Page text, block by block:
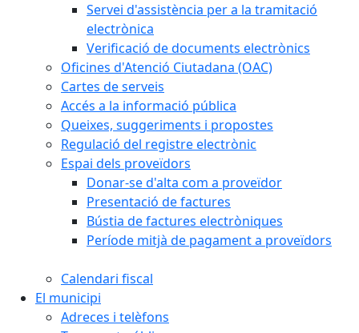
Servei d'assistència per a la tramitació
electrònica
Verificació de documents electrònics
Oficines d'Atenció Ciutadana (OAC)
Cartes de serveis
Accés a la informació pública
Queixes, suggeriments i propostes
Regulació del registre electrònic
Espai dels proveïdors
Donar-se d'alta com a proveïdor
Presentació de factures
Bústia de factures electròniques
Període mitjà de pagament a proveïdors
Calendari fiscal
El municipi
Adreces i telèfons